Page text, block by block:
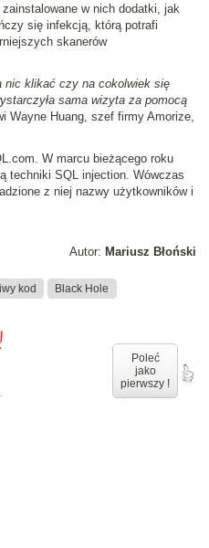
w nich dodatki, jak
się infekcją, którą potrafi
skanerów
nic klikać czy na cokolwiek się
sama wizyta za pomocą
Wayne Huang, szef firmy Amorize,
W marcu bieżącego roku
techniki SQL injection. Wówczas
z niej nazwy użytkowników i
Autor: Mariusz Błoński
kod Black Hole
Poleć
jako
pierwszy !